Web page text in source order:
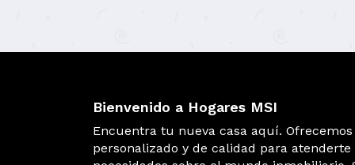
Bienvenido a Hogares MSI
Encuentra tu nueva casa aquí.
personalizado y de calidad para